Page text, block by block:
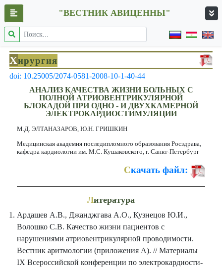
"ВЕСТНИК АВИЦЕННЫ"
Хирургия
doi: 10.25005/2074-0581-2008-10-1-40-44
АНАЛИЗ КАЧЕСТВА ЖИЗНИ БОЛЬНЫХ С
ПОЛНОЙ АТРИОВЕНТРИКУЛЯРНОЙ
БЛОКАДОЙ ПРИ ОДНО - И ДВУХКАМЕРНОЙ
ЭЛЕКТРОКАРДИОСТИМУЛЯЦИИ
М.Д. ЭЛТАНАЗАРОВ, Ю.Н. ГРИШКИН
Медицинская академия последипломного образования Росздрава,
кафедра кардиологии им. М.С. Кушаковского, г. Санкт-Петербург
Скачать файл:
Литература
Ардашев А.В., Джанджгава А.О., Кузнецов Ю.И.,
Волошко С.В. Качество жизни пациентов с
нарушениями атриовентрикулярной проводимости.
Вестник аритмологии (приложения А). // Материалы
IX Всероссийской конференции по электрокардиости-